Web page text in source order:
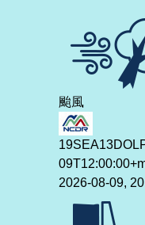
颱風
09T12:00:00+
2026-08-09,